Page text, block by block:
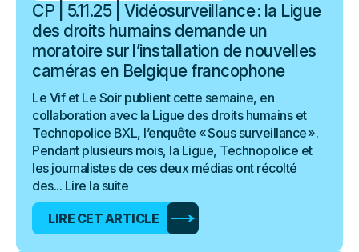
CP | 5.11.25 | Vidéosurveillance : la Ligue
des droits humains demande un
moratoire sur l’installation de nouvelles
caméras en Belgique francophone
Le Vif et Le Soir publient cette semaine, en
collaboration avec la Ligue des droits humains et
Technopolice BXL, l’enquête « Sous surveillance ».
Pendant plusieurs mois, la Ligue, Technopolice et
les journalistes de ces deux médias ont récolté
des... Lire la suite
LIRE CET ARTICLE